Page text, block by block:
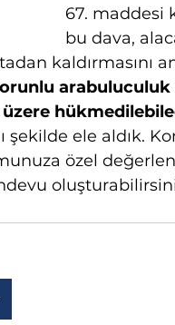
67. maddesi
bu dava,
kaldırmasını
arabuluculuk
üzere
ele aldık.
özel